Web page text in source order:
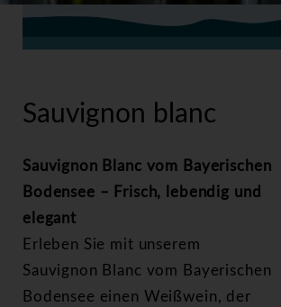
Sauvignon blanc
Sauvignon Blanc vom Bayerischen
Bodensee – Frisch, lebendig und
elegant
Erleben Sie mit unserem
Sauvignon Blanc vom Bayerischen
Bodensee einen Weißwein, der